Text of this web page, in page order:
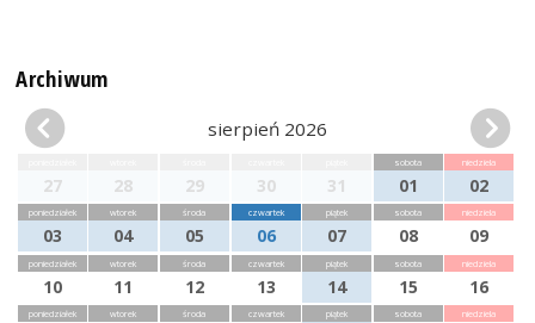
Archiwum
sierpień 2026
27 28 29 30 31
sobota
01
niedziela
02
poniedziałek
03
wtorek
04
środa
05
czwartek
06
piątek
07
sobota
08
niedziela
09
poniedziałek
10
wtorek
11
środa
12
czwartek
13
piątek
14
sobota
15
niedziela
16
poniedziałek wtorek środa czwartek piątek sobota niedziela